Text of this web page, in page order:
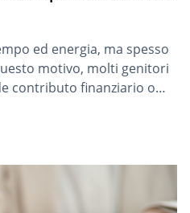
ed energia, ma spesso
motivo, molti genitori
contributo finanziario o
la loro vita, invece di
la loro morte. Leggi qui